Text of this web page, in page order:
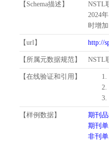
【Schema描述】
NSTL
2024
时增
【url】 http://
【所属元数据规范】 NSTL
【在线验证和引用】
1.
2.
3.
【样例数据】
期刊
期刊
非刊